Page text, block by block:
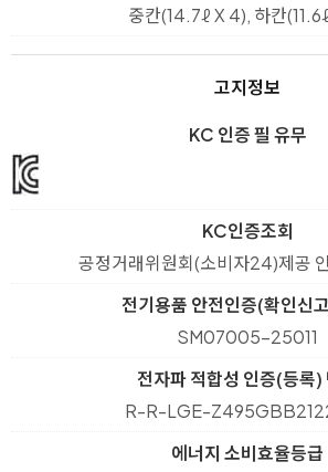
중칸(14.7ℓ X 4), 하칸
고지정보
KC 인증 필 유무
KC인증조회
공정거래위원회(소비자24)제공
전기용품 안전인증(확인신
SM07005-25011
전자파 적합성 인증(등록)
R-R-LGE-
에너지 소비효율등급